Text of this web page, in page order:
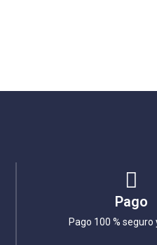
Pago
Pago 100 % seguro